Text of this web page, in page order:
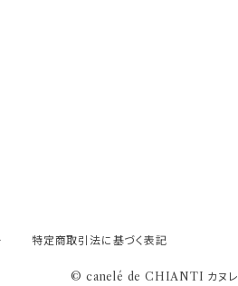
特定商取引法に基づく表記
© canelé de CHIANTI カヌレ